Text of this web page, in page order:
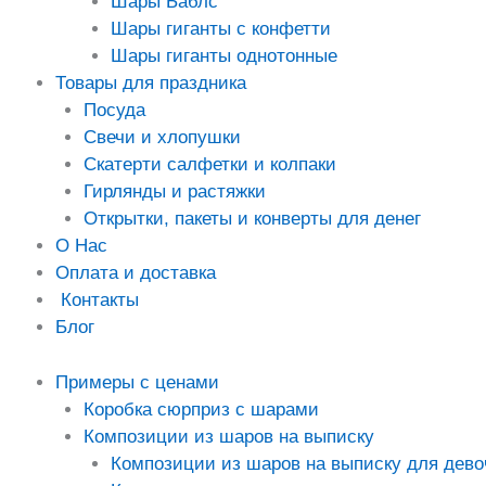
Шары гиганты с конфетти
Шары гиганты однотонные
Товары для праздника
Посуда
Свечи и хлопушки
Скатерти салфетки и колпаки
Гирлянды и растяжки
Открытки, пакеты и конверты для денег
О Нас
Оплата и доставка
Контакты
Блог
Примеры с ценами
Коробка сюрприз с шарами
Композиции из шаров на выписку
Композиции из шаров на выписку для